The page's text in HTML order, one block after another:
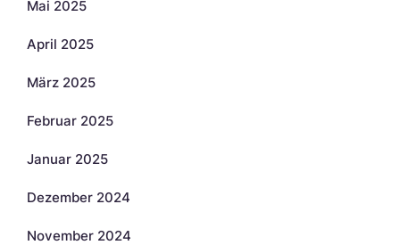
Mai 2025
April 2025
März 2025
Februar 2025
Januar 2025
Dezember 2024
November 2024